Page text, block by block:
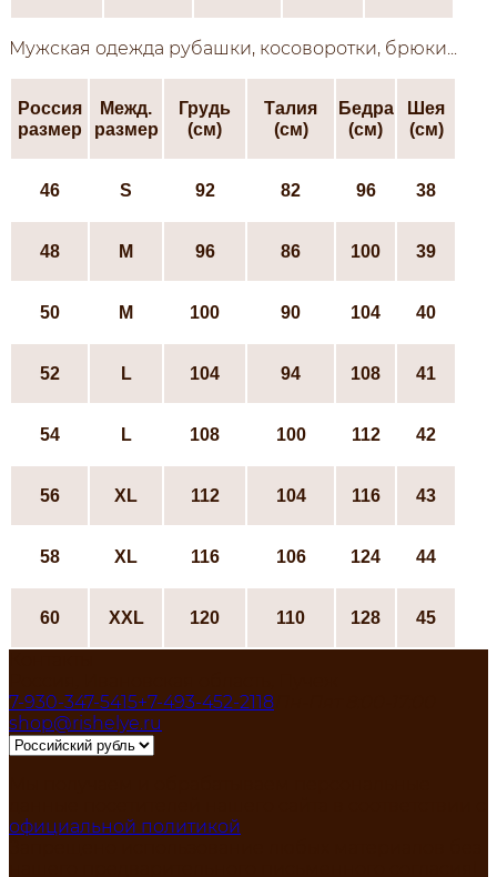
Мужская одежда рубашки, косоворотки, брюки...
Россия
размер
Межд.
размер
Грудь
(см)
Талия
(см)
Бедра
(см)
Шея
(см)
46 S 92 82 96 38
48 М 96 86 100 39
50 М 100 90 104 40
52 L 104 94 108 41
54 L 108 100 112 42
56 ХL 112 104 116 43
58 ХL 116 106 124 44
60 XXL 120 110 128 45
7-930-347-5415+7-493-452-2118
shop@rishelye.ru
официальной политикой